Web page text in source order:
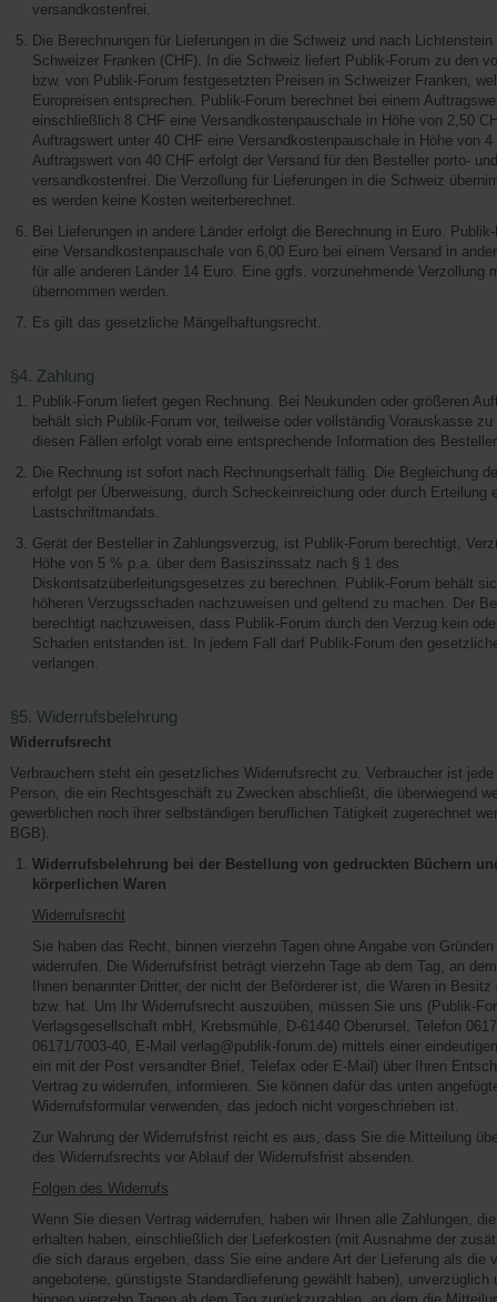
versandkostenfrei.
Die Berechnungen für Lieferungen in die Schweiz und nach Lichtenstein
Schweizer Franken (CHF). In die Schweiz liefert Publik-Forum zu den
bzw. von Publik-Forum festgesetzten Preisen in Schweizer Franken,
Europreisen entsprechen. Publik-Forum berechnet bei einem
einschließlich 8 CHF eine Versandkostenpauschale in Höhe von 2,50
Auftragswert unter 40 CHF eine Versandkostenpauschale in Höhe von 4
Auftragswert von 40 CHF erfolgt der Versand für den Besteller porto- und
versandkostenfrei. Die Verzollung für Lieferungen in die Schweiz
es werden keine Kosten weiterberechnet.
Bei Lieferungen in andere Länder erfolgt die Berechnung in Euro.
eine Versandkostenpauschale von 6,00 Euro bei einem Versand in
für alle anderen Länder 14 Euro. Eine ggfs. vorzunehmende Verzollung
übernommen werden.
Es gilt das gesetzliche Mängelhaftungsrecht.
§4. Zahlung
Publik-Forum liefert gegen Rechnung. Bei Neukunden oder größeren
behält sich Publik-Forum vor, teilweise oder vollständig Vorauskasse
diesen Fällen erfolgt vorab eine entsprechende Information des
Die Rechnung ist sofort nach Rechnungserhalt fällig. Die Begleichung
erfolgt per Überweisung, durch Scheckeinreichung oder durch Erteilung
Lastschriftmandats.
Gerät der Besteller in Zahlungsverzug, ist Publik-Forum berechtigt,
Höhe von 5 % p.a. über dem Basiszinssatz nach § 1 des
Diskontsatzüberleitungsgesetzes zu berechnen. Publik-Forum behält
höheren Verzugsschaden nachzuweisen und geltend zu machen. Der
berechtigt nachzuweisen, dass Publik-Forum durch den Verzug kein
Schaden entstanden ist. In jedem Fall darf Publik-Forum den
verlangen.
§5. Widerrufsbelehrung
Widerrufsrecht
Verbrauchern steht ein gesetzliches Widerrufsrecht zu. Verbraucher ist
Person, die ein Rechtsgeschäft zu Zwecken abschließt, die überwiegend
gewerblichen noch ihrer selbständigen beruflichen Tätigkeit zugerechnet
BGB).
Widerrufsbelehrung bei der Bestellung von gedruckten Büchern
körperlichen Waren
Widerrufsrecht
Sie haben das Recht, binnen vierzehn Tagen ohne Angabe von
widerrufen. Die Widerrufsfrist beträgt vierzehn Tage ab dem Tag, an
Ihnen benannter Dritter, der nicht der Beförderer ist, die Waren in
bzw. hat. Um Ihr Widerrufsrecht auszuüben, müssen Sie uns (Publik-
Verlagsgesellschaft mbH, Krebsmühle, D-61440 Oberursel, Telefon
06171/7003-40, E-Mail verlag@publik-forum.de) mittels einer
ein mit der Post versandter Brief, Telefax oder E-Mail) über Ihren
Vertrag zu widerrufen, informieren. Sie können dafür das unten
Widerrufsformular verwenden, das jedoch nicht vorgeschrieben ist.
Zur Wahrung der Widerrufsfrist reicht es aus, dass Sie die Mitteilung
des Widerrufsrechts vor Ablauf der Widerrufsfrist absenden.
Folgen des Widerrufs
Wenn Sie diesen Vertrag widerrufen, haben wir Ihnen alle Zahlungen,
erhalten haben, einschließlich der Lieferkosten (mit Ausnahme der
die sich daraus ergeben, dass Sie eine andere Art der Lieferung als die
angebotene, günstigste Standardlieferung gewählt haben), unverzüglich